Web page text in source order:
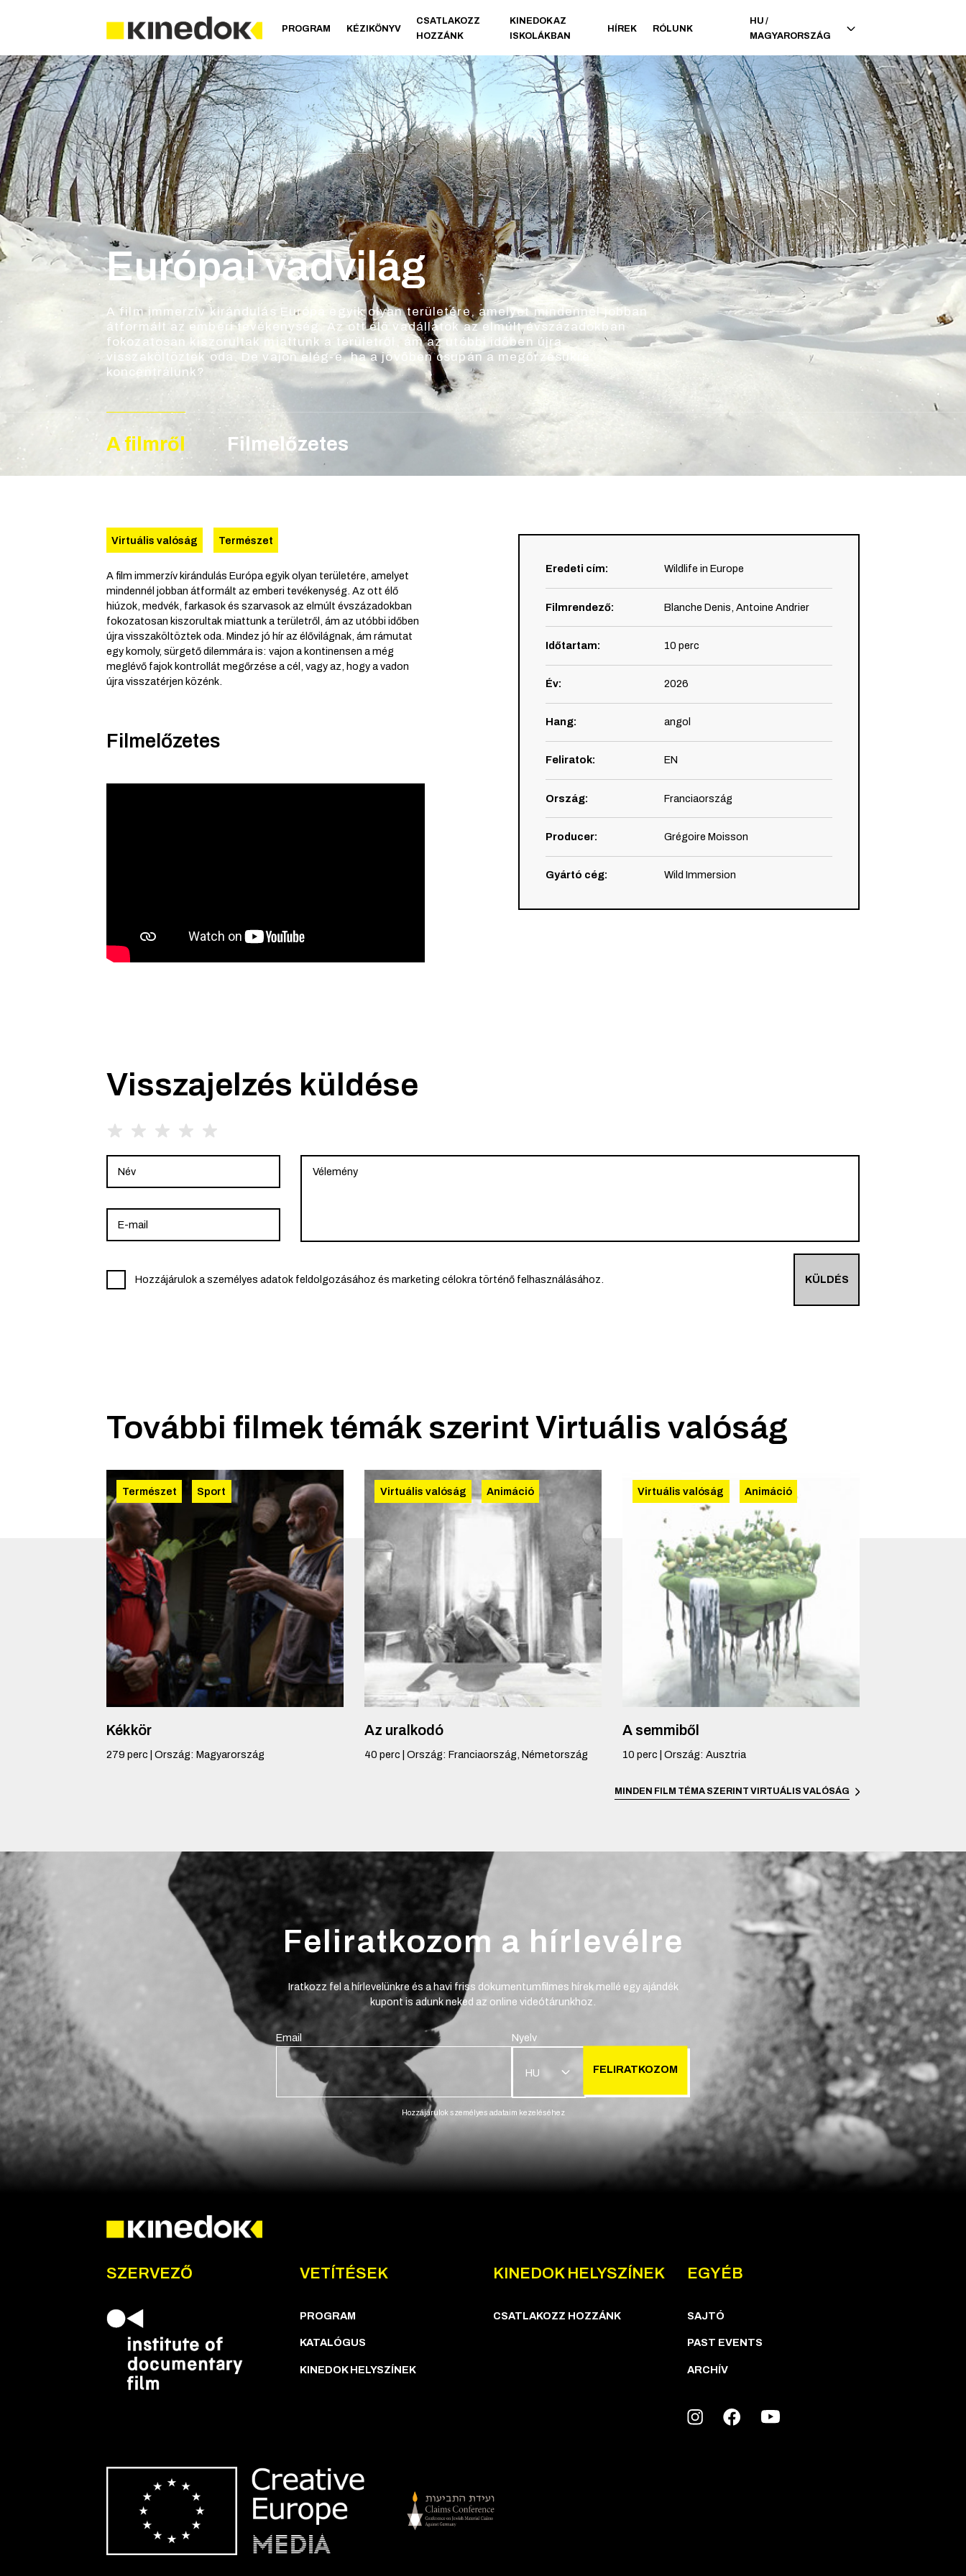
PROGRAM KÉZIKÖNYV
CSATLAKOZZ
HOZZÁNK
KINEDOK AZ
ISKOLÁKBAN
HÍREK RÓLUNK
HU /
MAGYARORSZÁG
Európai vadvilág
A film immerzív kirándulás Európa egyik olyan területére, amelyet mindennél jobban
átformált az emberi tevékenység. Az ott élő vadállatok az elmúlt évszázadokban
fokozatosan kiszorultak miattunk a területről, ám az utóbbi időben újra
visszaköltöztek oda. De vajon elég-e, ha a jövőben csupán a megőrzésükre
koncentrálunk?
A filmről Filmelőzetes
Virtuális valóság Természet
A film immerzív kirándulás Európa egyik olyan területére, amelyet
mindennél jobban átformált az emberi tevékenység. Az ott élő
hiúzok, medvék, farkasok és szarvasok az elmúlt évszázadokban
fokozatosan kiszorultak miattunk a területről, ám az utóbbi időben
újra visszaköltöztek oda. Mindez jó hír az élővilágnak, ám rámutat
egy komoly, sürgető dilemmára is: vajon a kontinensen a még
meglévő fajok kontrollát megőrzése a cél, vagy az, hogy a vadon
újra visszatérjen közénk.
Filmelőzetes
Eredeti cím: Wildlife in Europe
Filmrendező: Blanche Denis, Antoine Andrier
Időtartam: 10 perc
Év: 2026
Hang: angol
Feliratok: EN
Ország: Franciaország
Producer: Grégoire Moisson
Gyártó cég: Wild Immersion
Visszajelzés küldése
Hozzájárulok a személyes adatok feldolgozásához és marketing célokra történő felhasználásához. KÜLDÉS
További filmek témák szerint Virtuális valóság
Természet Sport
Kékkör
279 perc Ország: Magyarország
Virtuális valóság Animáció
Az uralkodó
40 perc Ország: Franciaország, Németország
Virtuális valóság Animáció
A semmiből
10 perc Ország: Ausztria
MINDEN FILM TÉMA SZERINT VIRTUÁLIS VALÓSÁG
Feliratkozom a hírlevélre
Iratkozz fel a hírlevelünkre és a havi friss dokumentumfilmes hírek mellé egy ajándék
kupont is adunk neked az online videótárunkhoz.
Email Nyelv
HU FELIRATKOZOM
Hozzájárulok személyes adataim kezeléséhez
SZERVEZŐ VETÍTÉSEK
PROGRAM
KATALÓGUS
KINEDOK HELYSZÍNEK
KINEDOK HELYSZÍNEK
CSATLAKOZZ HOZZÁNK
EGYÉB
SAJTÓ
PAST EVENTS
ARCHÍV